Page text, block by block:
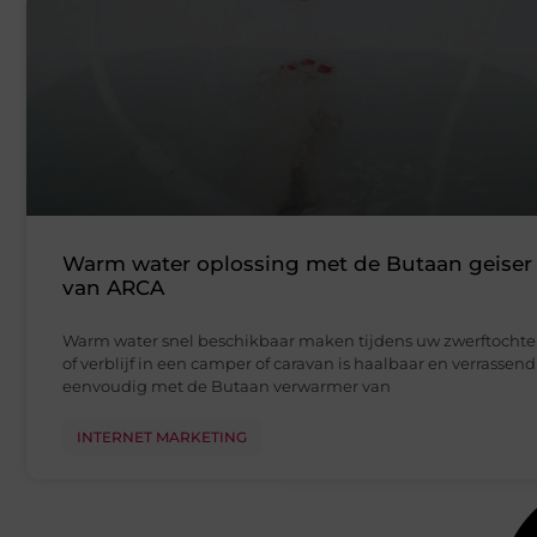
Warm water oplossing met de Butaan geiser
van ARCA
Warm water snel beschikbaar maken tijdens uw
of verblijf in een camper of caravan is haalbaar en verrassend
eenvoudig met de Butaan verwarmer van
INTERNET MARKETING